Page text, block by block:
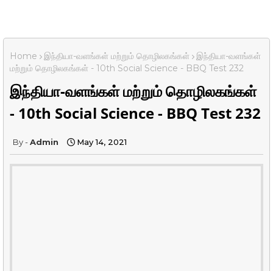
Home இந்தியா-வளங்கள் மற்றும் தொழிலகங்கள்
இந்தியா-வளங்கள்
மற்றும் தொழிலகங்கள் - 10th Social Science - BBQ Test 232
இந்தியா-வளங்கள் மற்றும் தொழிலகங்கள்
- 10th Social Science - BBQ Test 232
Admin May 14, 2021